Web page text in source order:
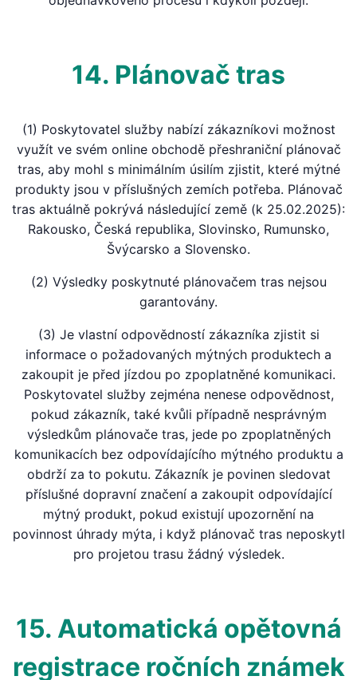
14. Plánovač tras
(1) Poskytovatel služby nabízí zákazníkovi možnost
využít ve svém online obchodě přeshraniční plánovač
tras, aby mohl s minimálním úsilím zjistit, které mýtné
produkty jsou v příslušných zemích potřeba. Plánovač
tras aktuálně pokrývá následující země (k 25.02.2025):
Rakousko, Česká republika, Slovinsko, Rumunsko,
Švýcarsko a Slovensko.
(2) Výsledky poskytnuté plánovačem tras nejsou
garantovány.
(3) Je vlastní odpovědností zákazníka zjistit si
informace o požadovaných mýtných produktech a
zakoupit je před jízdou po zpoplatněné komunikaci.
Poskytovatel služby zejména nenese odpovědnost,
pokud zákazník, také kvůli případně nesprávným
výsledkům plánovače tras, jede po zpoplatněných
komunikacích bez odpovídajícího mýtného produktu a
obdrží za to pokutu. Zákazník je povinen sledovat
příslušné dopravní značení a zakoupit odpovídající
mýtný produkt, pokud existují upozornění na
povinnost úhrady mýta, i když plánovač tras neposkytl
pro projetou trasu žádný výsledek.
15. Automatická opětovná
registrace ročních známek